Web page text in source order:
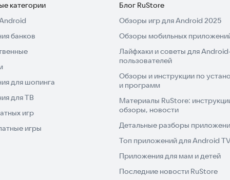
категории
банков
для шопинга
для ТВ
игр
игры
Блог RuStore
Обзоры игр для Android 2025
Обзоры мобильных
Лайфхаки и советы для
пользователей
Обзоры и инструкции по
и программ
Материалы RuStore:
обзоры, новости
Детальные разборы
Топ приложений для Android
Приложения для мам и детей
Последние новости RuStore